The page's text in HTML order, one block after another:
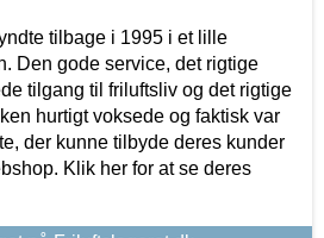
tilbage i 1995 i et lille
Den gode service, det rigtige
tilgang til friluftsliv og det rigtige
hurtigt voksede og faktisk var
der kunne tilbyde deres kunder
Klik her for at se deres